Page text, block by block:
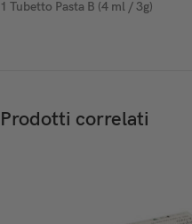
1 Tubetto Pasta B (4 ml / 3g)
Prodotti correlati